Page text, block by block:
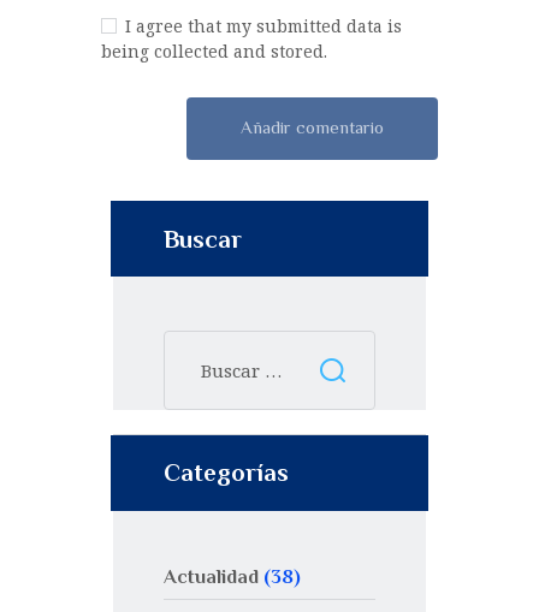
I agree that my submitted data is
being collected and stored.
Buscar
Categorías
Actualidad (38)